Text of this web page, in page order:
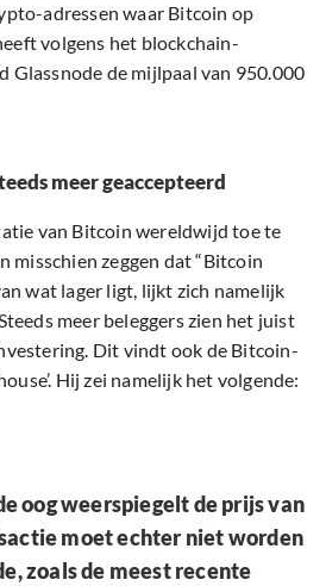
adressen waar Bitcoin op
volgens het blockchain-
Glassnode de mijlpaal van 950.000
meer geaccepteerd
van Bitcoin wereldwijd toe te
misschien zeggen dat “Bitcoin
wat lager ligt, lijkt zich namelijk
meer beleggers zien het juist
Dit vindt ook de Bitcoin-
Hij zei namelijk het volgende:
oog weerspiegelt de prijs van
moet echter niet worden
zoals de meest recente